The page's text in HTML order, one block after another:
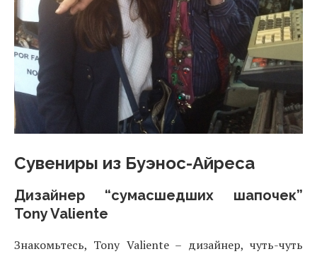
Сувениры из Буэнос-Айреса
Дизайнер “сумасшедших шапочек”
Tony Valiente
Знакомьтесь, Tony Valiente – дизайнер, чуть-чуть